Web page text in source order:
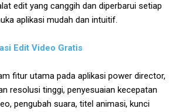
edit yang canggih dan diperbarui setiap
aplikasi mudah dan intuitif.
Edit Video Gratis
fitur utama pada aplikasi power director,
resolusi tinggi, penyesuaian kecepatan
pengubah suara, titel animasi, kunci